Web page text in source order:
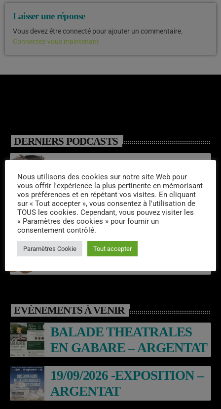
Laisser une réponse
Vous devez être connecté pour ajouter un commentaire.
Connectez-vous maintenant
DERNIERS PODCASTS
Emissions semaine 32/2026
Laroq’En Fête
Emissions semaine 31/2026
EVÈNEMENTS À VENIR
BALADE THEATRALES
EN GABARE – ARGENTAT
19/09/2026 -EXPOSITION –
ARGENTAT
Nous utilisons des cookies sur notre site Web pour
vous offrir l'expérience la plus pertinente en mémorisant
vos préférences et en répétant vos visites. En cliquant
sur « Tout accepter », vous consentez à l'utilisation de
TOUS les cookies. Cependant, vous pouvez visiter les
« Paramètres des cookies » pour fournir un
consentement contrôlé.
Paramètres Cookie Tout accepter